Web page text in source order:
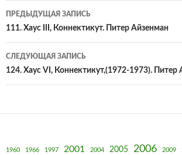
Навигация
по
записям
ПРЕДЫДУЩАЯ ЗАПИСЬ
111. Хаус III, Коннектикут. Питер Айзенман
СЛЕДУЮЩАЯ ЗАПИСЬ
124. Хаус VI, Коннектикут,(1972-1973). Питер
1960 1966 1997 2001 2004 2005 2006 2009